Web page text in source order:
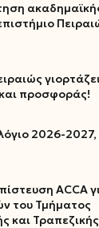
και προσφοράς!
2026-2027,
ACCA
του Τμήματος
και Τραπεζικής